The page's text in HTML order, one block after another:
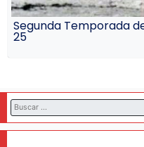
Segunda Temporada
25